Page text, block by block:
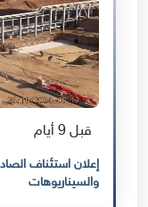
قبل 9 أيام
إعلان استئناف
والسيناريوهات